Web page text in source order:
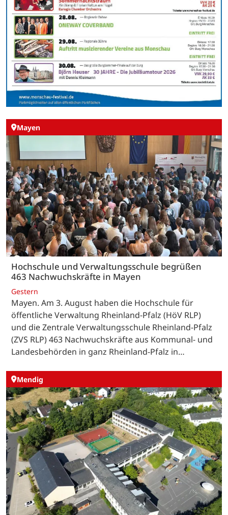
Mayen
Hochschule und Verwaltungsschule begrüßen
463 Nachwuchskräfte in Mayen
Gestern
Mayen. Am 3. August haben die Hochschule für
öffentliche Verwaltung Rheinland-Pfalz (HöV RLP)
und die Zentrale Verwaltungsschule Rheinland-Pfalz
(ZVS RLP) 463 Nachwuchskräfte aus Kommunal- und
Landesbehörden in ganz Rheinland-Pfalz in…
Mendig